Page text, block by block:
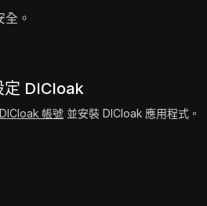
。
定 DICloak
帳號 並安裝 DICloak 應用程式。